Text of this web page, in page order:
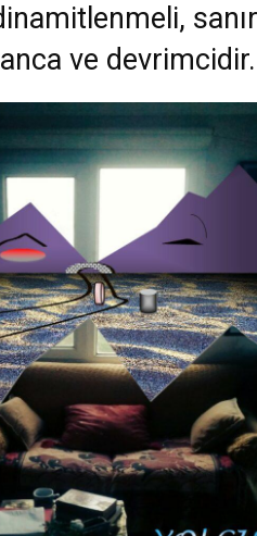
ve devrimcidir.